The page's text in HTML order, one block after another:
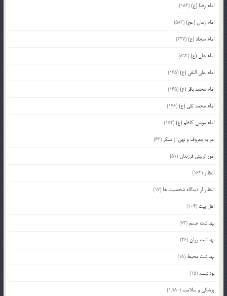
امام رضا (ع)(182)
امام زمان (عج)(583)
امام سجاد (ع)(227)
امام علی (ع)(894)
امام علی النقی (ع)(165)
امام محمد باقر (ع)(165)
امام محمد تقی (ع)(146)
امام موسی کاظم (ع)(152)
امر به معروف و نهی از منکر (63)
امور تربیتی فرزندان(51)
انتظار (164)
انتظار از دیدگاه شخصیت ها (17)
اهل بیت (104)
بهداشت جسم(73)
بهداشت روان(26)
بهداشت محیط (18)
بودائیسم(15)
پزشکی و سلامت (1,980)